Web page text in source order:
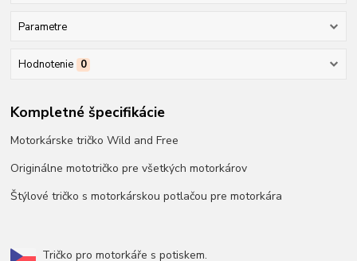
Parametre
Hodnotenie 0
Kompletné špecifikácie
Motorkárske tričko Wild and Free
Originálne mototričko pre všetkých motorkárov
Štýlové tričko s motorkárskou potlačou pre motorkára
Tričko pro motorkáře s potiskem.